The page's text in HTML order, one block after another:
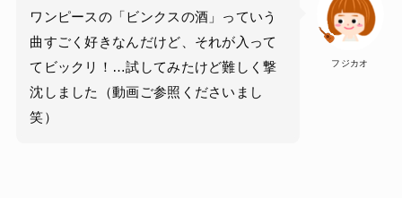
フジカオ
ワンピースの「ビンクスの酒」っていう
曲すごく好きなんだけど、それが入って
てビックリ！…試してみたけど難しく撃
沈しました（動画ご参照くださいまし
笑）